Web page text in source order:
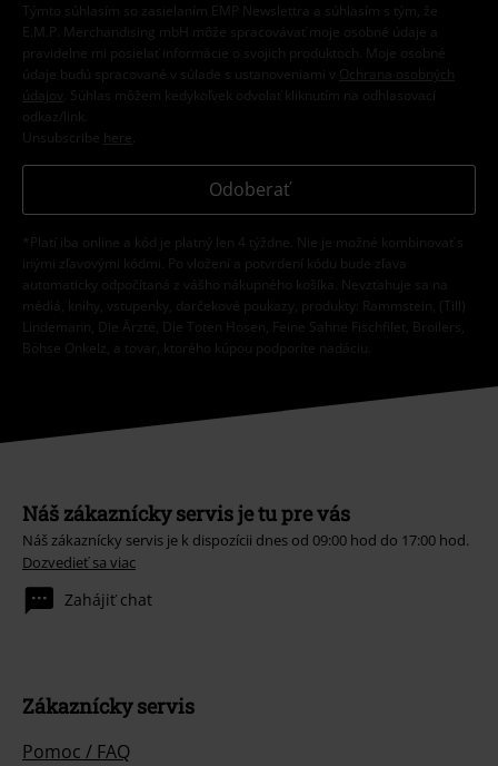
Týmto súhlasím so zasielaním EMP Newslettra a súhlasím s tým, že
E.M.P. Merchandising mbH môže spracovávať moje osobné údaje a
pravidelne mi posielať informácie o svojich produktoch. Moje osobné
údaje budú spracované v súlade s ustanoveniami v
Ochrana osobných
údajov
. Súhlas môžem kedykoľvek odvolať kliknutím na odhlasovací
odkaz/link.
Unsubscribe here
Odoberať
*Platí iba online a kód je platný len 4 týždne. Nie je možné kombinovať s
inými zľavovými kódmi. Po vložení a potvrdení kódu bude zľava
automaticky odpočítaná z vášho nákupného košíka. Nevzťahuje sa na
médiá, knihy, vstupenky, darčekové poukazy, produkty: Rammstein, (Till)
Lindemann, Die Ärzte, Die Toten Hosen, Feine Sahne Fischfilet, Broilers,
Böhse Onkelz, a tovar, ktorého kúpou podporíte nadáciu.
Náš zákaznícky servis je tu pre vás
Náš zákaznícky servis je k dispozícii dnes od 09:00 hod do 17:00 hod.
Dozvedieť sa viac
Zahájiť chat
Zákaznícky servis
Pomoc / FAQ